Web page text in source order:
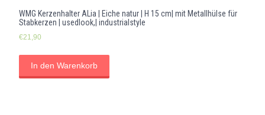
WMG Kerzenhalter ALia | Eiche natur | H 15 cm| mit Metallhülse für
Stabkerzen | usedlook,| industrialstyle
€21,90
In den Warenkorb